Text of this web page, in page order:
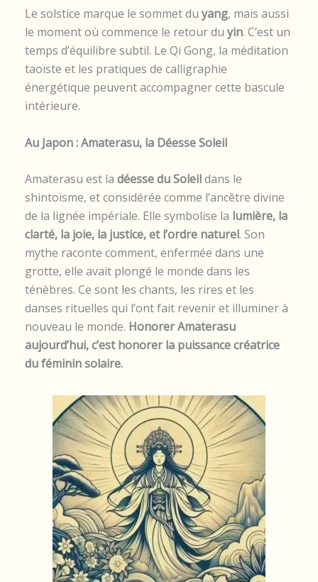
Le solstice marque le sommet du yang, mais aussi
le moment où commence le retour du yin. C’est un
temps d’équilibre subtil. Le Qi Gong, la méditation
taoïste et les pratiques de calligraphie
énergétique peuvent accompagner cette bascule
intérieure.
Au Japon : Amaterasu, la Déesse Soleil
Amaterasu est la déesse du Soleildans le
shintoïsme, et considérée comme l’ancêtre divine
de la lignée impériale. Elle symbolise la lumière, la
clarté, la joie, la justice, et l’ordre naturel. Son
mythe raconte comment, enfermée dans une
grotte, elle avait plongé le monde dans les
ténèbres. Ce sont les chants, les rires et les
danses rituelles qui l’ont fait revenir et illuminer à
nouveau le monde. Honorer Amaterasu
aujourd’hui, c’est honorer la puissance créatrice
du féminin solaire.